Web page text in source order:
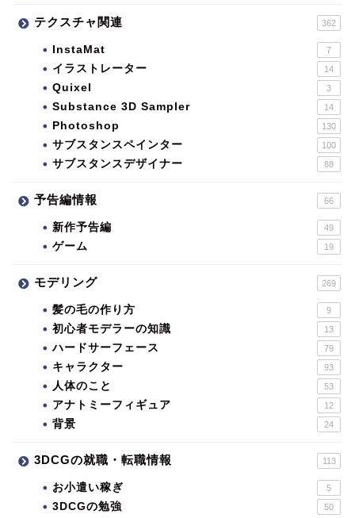
テクスチャ関連 362
InstaMat 7
イラストレーター 14
Quixel 3
Substance 3D Sampler 14
Photoshop 130
サブスタンスペインター 100
サブスタンスデザイナー 88
予告編情報 66
新作予告編 49
ゲーム 19
モデリング 269
髪の毛の作り方 9
初心者モデラーの知識 13
ハードサーフェース 79
キャラクター 93
人体のこと 53
アナトミーフィギュア 12
背景 24
3DCGの就職・転職情報 113
お小遣い稼ぎ 5
3DCGの勉強 50